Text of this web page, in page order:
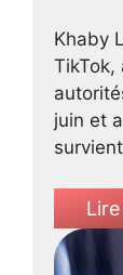
Khaby
TikTok,
juin et
Lire